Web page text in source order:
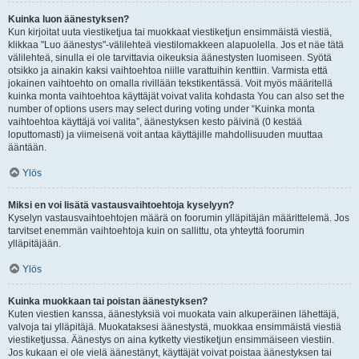
Kuinka luon äänestyksen?
Kun kirjoitat uuta viestiketjua tai muokkaat viestiketjun ensimmäistä viestiä,
klikkaa "Luo äänestys"-välilehteä viestilomakkeen alapuolella. Jos et näe tätä
välilehteä, sinulla ei ole tarvittavia oikeuksia äänestysten luomiseen. Syötä
otsikko ja ainakin kaksi vaihtoehtoa niille varattuihin kenttiin. Varmista että
jokainen vaihtoehto on omalla rivillään tekstikentässä. Voit myös määritellä
kuinka monta vaihtoehtoa käyttäjät voivat valita kohdasta You can also set the
number of options users may select during voting under “Kuinka monta
vaihtoehtoa käyttäjä voi valita”, äänestyksen kesto päivinä (0 kestää
loputtomasti) ja viimeisenä voit antaa käyttäjille mahdollisuuden muuttaa
ääntään.
Ylös
Miksi en voi lisätä vastausvaihtoehtoja kyselyyn?
Kyselyn vastausvaihtoehtojen määrä on foorumin ylläpitäjän määrittelemä. Jos
tarvitset enemmän vaihtoehtoja kuin on sallittu, ota yhteyttä foorumin
ylläpitäjään.
Ylös
Kuinka muokkaan tai poistan äänestyksen?
Kuten viestien kanssa, äänestyksiä voi muokata vain alkuperäinen lähettäjä,
valvoja tai ylläpitäjä. Muokataksesi äänestystä, muokkaa ensimmäistä viestiä
viestiketjussa. Äänestys on aina kytketty viestiketjun ensimmäiseen viestiin.
Jos kukaan ei ole vielä äänestänyt, käyttäjät voivat poistaa äänestyksen tai